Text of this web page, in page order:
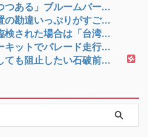
つある」ブルームバー...
の勘違いっぷりがすご...
検された場合は「台湾...
ットでパレード走行...
ても阻止したい石破前...